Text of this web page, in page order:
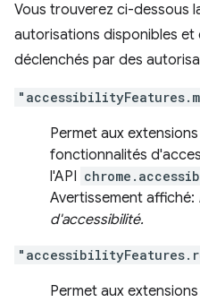
Vous trouverez ci-dessous
autorisations disponibles et
déclenchés par des
Permet aux
fonctionnalités
l'API
Avertissement affiché:
d'accessibilité.
Permet aux